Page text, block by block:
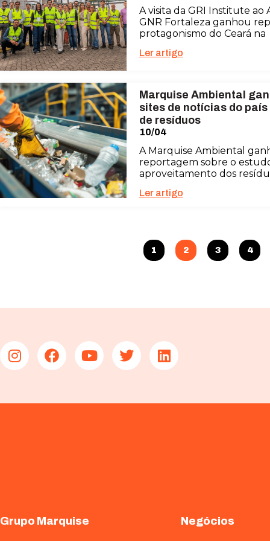
A visita da GRI Institute
GNR Fortaleza ganhou
protagonismo do Ceará na
Ler artigo
Marquise Ambiental
sites de notícias do
de resíduos
10/04
A Marquise Ambiental
reportagem sobre o
aproveitamento dos
Ler artigo
1 2 3 4
Grupo Marquise Negócios